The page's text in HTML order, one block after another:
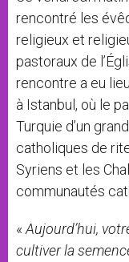
rencontré les
religieux et
pastoraux de
rencontre a eu
à Istanbul, où le
Turquie d’un
catholiques de
Syriens et les
communautés
« Aujourd’hui,
cultiver la